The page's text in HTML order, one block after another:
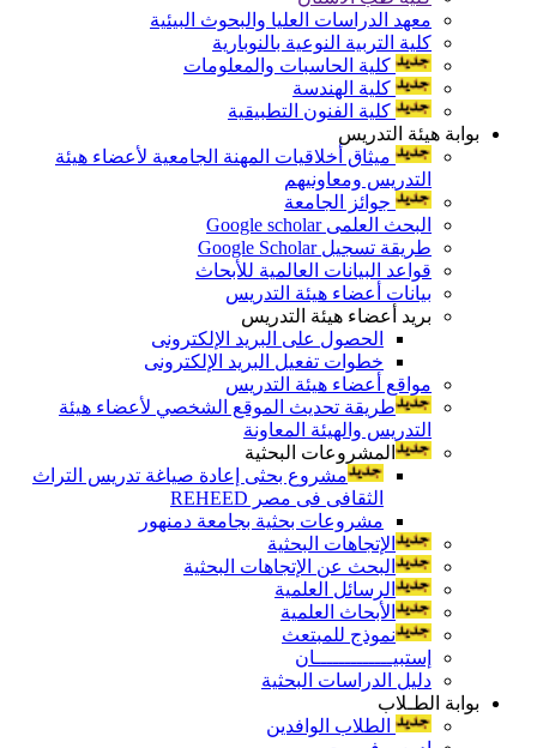
معهد الدراسات العليا والبحوث البيئية
كلية التربية النوعية بالنوبارية
كلية الحاسبات والمعلومات
كلية الهندسة
كلية الفنون التطبيقية
بوابة هيئة التدريس
ميثاق أخلاقيات المهنة الجامعية لأعضاء هيئة
التدريس ومعاونيهم
جوائز الجامعة
البحث العلمى Google scholar
طريقة تسجيل Google Scholar
قواعد البيانات العالمية للأبحاث
بيانات أعضاء هيئة التدريس
بريد أعضاء هيئة التدريس
الحصول على البريد الإلكترونى
خطوات تفعيل البريد الإلكترونى
مواقع أعضاء هيئة التدريس
طريقة تحديث الموقع الشخصي لأعضاء هيئة
التدريس والهيئة المعاونة
المشروعات البحثية
مشروع بحثى إعادة صياغة تدريس التراث
الثقافى فى مصر REHEED
مشروعات بحثية بجامعة دمنهور
الإتجاهات البحثية
البحث عن الإتجاهات البحثية
الرسائل العلمية
الأبحاث العلمية
نموذج للمبتعث
إستبيـــــــــــــان
دليل الدراسات البحثية
بوابة الطـلاب
الطلاب الوافدين